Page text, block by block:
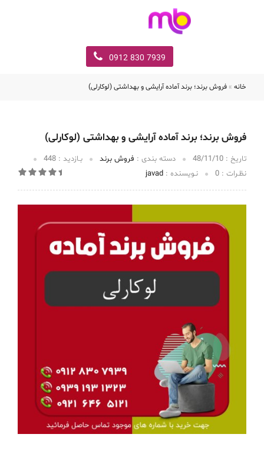
7939 830 0912
خانه » فروش برند؛ برند آماده آرایشی و بهداشتی (لوکارلی)
فروش برند؛ برند آماده آرایشی و بهداشتی (لوکارلی)
تاریخ :‌ 48/11/10 دسته بندی : فروش برند بـازدید : 448
نظـرات : 0 نـویسنده : javad